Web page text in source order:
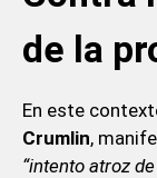
de la
En este
Crumlin,
“intento atroz